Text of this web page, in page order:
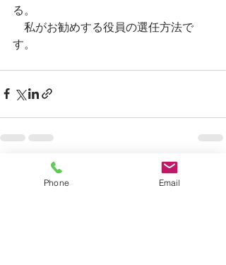
る。
私がお勧めする役員の選任方法で
す。
すべて表示
Phone Email